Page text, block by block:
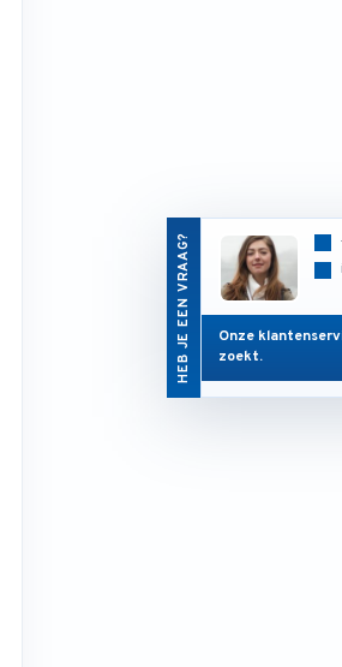
HEB JE EEN VRAAG?
Onze
zoekt.